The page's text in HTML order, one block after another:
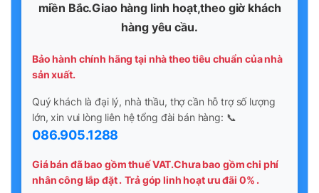
miền Bắc.Giao hàng linh hoạt,theo giờ khách
hàng yêu cầu.
Bảo hành chính hãng tại nhà theo tiêu chuẩn của nhà
sản xuất.
Quý khách là đại lý, nhà thầu, thợ cần hỗ trợ số lượng
lớn, xin vui lòng liên hệ tổng đài bán hàng: 📞
086.905.1288
Giá bán đã bao gồm thuế VAT.Chưa bao gồm chi phí
nhân công lắp đặt . Trả góp linh hoạt ưu đãi 0% .